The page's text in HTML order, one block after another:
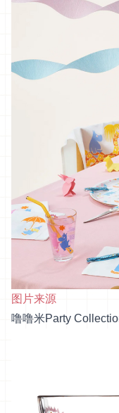
图片来源
噜噜米Party